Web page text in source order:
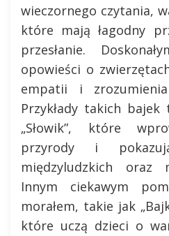
wieczornego czytania,
które mają łagodny
przesłanie.
opowieści o
empatii i
Przykłady takich bajek
„Słowik”, które
przyrody i
międzyludzkich oraz
Innym ciekawym
morałem, takie jak
które uczą dzieci o